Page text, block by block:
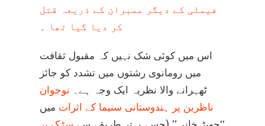
فیملی کے دیگر ممبران کے ذریعہ قتل
کر دیا گیا تھا ۔
اس میں کوئی شک نہیں کہ مقبول ثقافت
میں رومانوی رشتوں میں تشدد کو جائز
ٹھہرانے والا نظریہ ایک وجہ ہے۔ نوجوان
ناظرین پر ہندوستانی سنیما کے اثرات میں